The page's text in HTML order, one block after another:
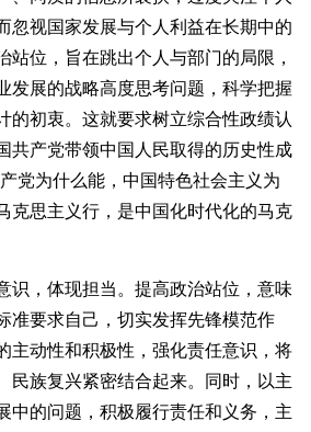
忽视国家发展与个人利益在长期中的
站位，旨在跳出个人与部门的局限，
发展的战略高度思考问题，科学把握
的初衷。这就要求树立综合性政绩认
共产党带领中国人民取得的历史性成
党为什么能，中国特色社会主义为
克思主义行，是中国化时代化的马克
，体现担当。提高政治站位，意味
准要求自己，切实发挥先锋模范作
主动性和积极性，强化责任意识，将
民族复兴紧密结合起来。同时，以主
中的问题，积极履行责任和义务，主